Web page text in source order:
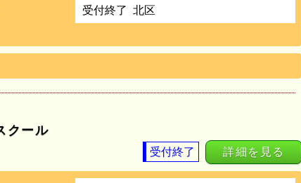
受付終了 北区
クール
受付終了 詳細を見る